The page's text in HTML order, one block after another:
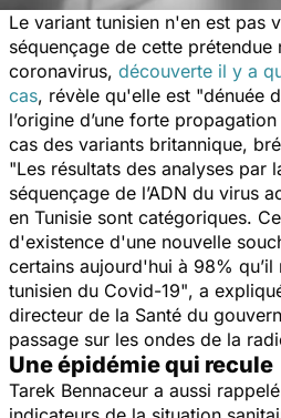
Le variant tunisien n'en est pas
séquençage de cette prétendue
coronavirus, découverte il y a
cas, révèle qu'elle est "dénuée
l’origine d’une forte
cas des variants britannique,
"Les résultats des analyses par
séquençage de l’ADN du virus
en Tunisie sont catégoriques.
d'existence d'une nouvelle
certains aujourd'hui à 98% qu’il
tunisien du Covid-19", a
directeur de la Santé du
passage sur les ondes de la
Une épidémie qui recule
Tarek Bennaceur a aussi